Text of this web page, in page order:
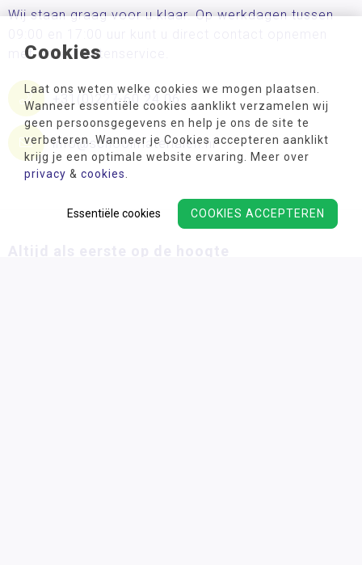
Cookies
Laat ons weten welke cookies we mogen plaatsen.
Wanneer essentiële cookies aanklikt verzamelen wij
geen persoonsgegevens en help je ons de site te
verbeteren. Wanneer je Cookies accepteren aanklikt
krijg je een optimale website ervaring. Meer over
privacy & cookies
COOKIES ACCEPTEREN
Essentiële cookies
Wij staan graag voor u klaar. Op werkdagen tussen
met onze klantenservice.
+31(0)227-60 24 06
info@schoolmaterialen.nl